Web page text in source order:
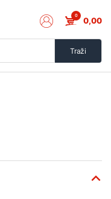
Traži
0 0,00